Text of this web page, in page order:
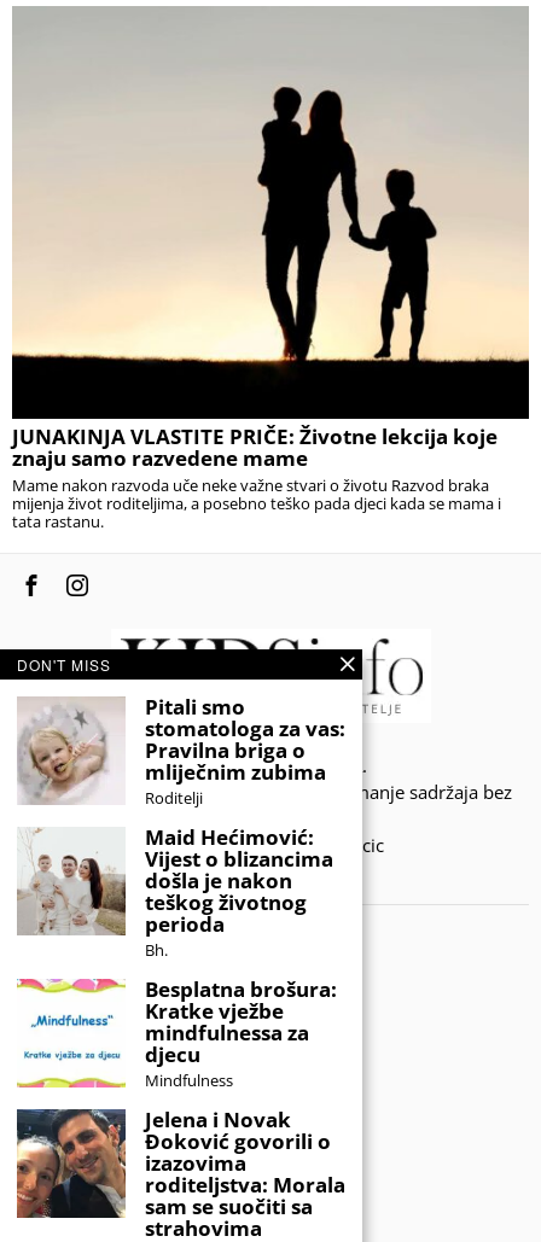
JUNAKINJA VLASTITE PRIČE: Životne lekcija koje
znaju samo razvedene mame
Mame nakon razvoda uče neke važne stvari o životu Razvod braka
mijenja život roditeljima, a posebno teško pada djeci kada se mama i
tata rastanu.
© 2020 - KIDSINFO.BA.
Sva prava zadržana. Zabranjeno preuzimanje sadržaja bez
Developed by Amar SIjercic
IZAŠAO JE NOVI MAGAZIN!
DON'T MISS
Pitali smo
stomatologa za vas:
Pravilna briga o
mliječnim zubima
Roditelji
Maid Hećimović:
Vijest o blizancima
došla je nakon
teškog životnog
perioda
Bh.
Besplatna brošura:
Kratke vježbe
mindfulnessa za
djecu
Mindfulness
Jelena i Novak
Đoković govorili o
izazovima
roditeljstva: Morala
sam se suočiti sa
strahovima